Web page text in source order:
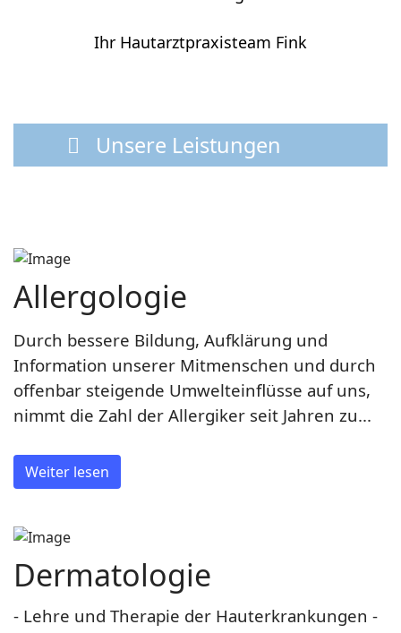
Ihr Hautarztpraxisteam Fink
Unsere Leistungen
Allergologie
Durch bessere Bildung, Aufklärung und
Information unserer Mitmenschen und durch
offenbar steigende Umwelteinflüsse auf uns,
nimmt die Zahl der Allergiker seit Jahren zu...
Weiter lesen
Dermatologie
- Lehre und Therapie der Hauterkrankungen -